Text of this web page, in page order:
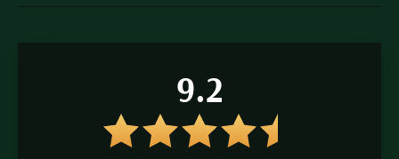
9.2